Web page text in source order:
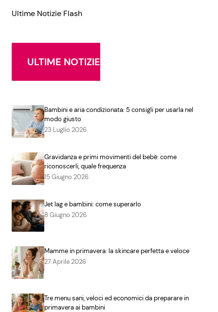
Ultime Notizie Flash
ULTIME NOTIZIE
Bambini e aria condizionata: 5 consigli per usarla nel
modo giusto
23 Luglio 2026
Gravidanza e primi movimenti del bebè: come
riconoscerli, quale frequenza
15 Giugno 2026
Jet lag e bambini: come superarlo
8 Giugno 2026
Mamme in primavera: la skincare perfetta e veloce
27 Aprile 2026
Tre menu sani, veloci ed economici da preparare in
primavera ai bambini